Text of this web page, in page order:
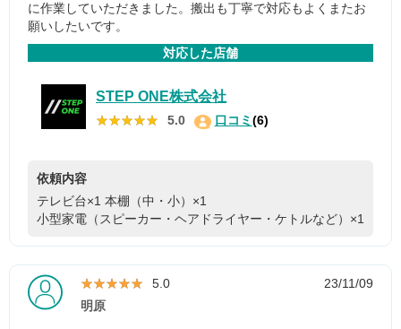
に作業していただきました。搬出も丁寧で対応もよくまたお
願いしたいです。
対応した店舗
STEP ONE株式会社
★★★★★
★★★★★ 5.0 口コミ(6)
依頼内容
テレビ台×1 本棚（中・小）×1
小型家電（スピーカー・ヘアドライヤー・ケトルなど）×1
★★★★★
★★★★★ 5.0
23/11/09
明原